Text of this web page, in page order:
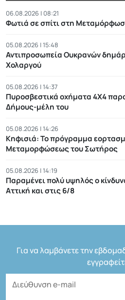
06.08.2026 | 08:21
Φωτιά σε σπίτι στη
05.08.2026 | 15:48
Αντιπροσωπεία Ουκρανών
Χολαργού
05.08.2026 | 14:37
Πυροσβεστικά οχήματα 4Χ4
Δήμους-μέλη του
05.08.2026 | 14:26
Κηφισιά: Το πρόγραμμα
Μεταμορφώσεως του Σωτήρος
05.08.2026 | 14:19
Παραμένει πολύ υψηλός ο
Αττική και στις 6/8
Για να λαμβάνετε την